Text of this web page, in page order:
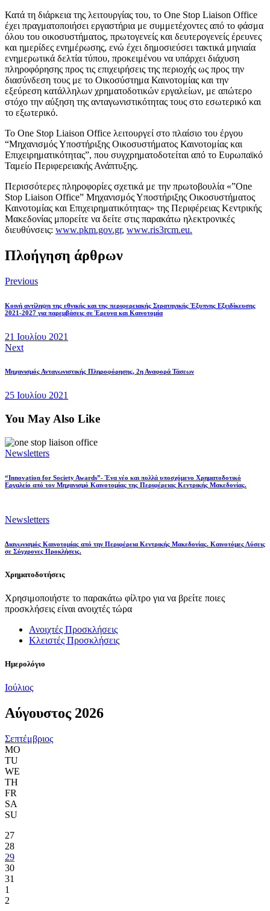
Κατά τη διάρκεια της λειτουργίας του, το One Stop Liaison Office
έχει πραγματοποιήσει εργαστήρια με συμμετέχοντες από το φάσμα
όλου του οικοσυστήματος, πρωτογενείς και δευτερογενείς έρευνες
και ημερίδες ενημέρωσης, ενώ έχει δημοσιεύσει τακτικά μηνιαία
ενημερωτικά δελτία τύπου, προκειμένου να υπάρχει διάχυση
πληροφόρησης προς τις επιχειρήσεις της περιοχής ως προς την
διασύνδεση τους με το Οικοσύστημα Καινοτομίας και την
εξεύρεση κατάλληλων χρηματοδοτικών εργαλείων, με απώτερο
στόχο την αύξηση της ανταγωνιστικότητας τους στο εσωτερικό και
το εξωτερικό.
To One Stop Liaison Office λειτουργεί στο πλαίσιο του έργου
“Μηχανισμός Υποστήριξης Οικοσυστήματος Καινοτομίας και
Επιχειρηματικότητας”, που συγχρηματοδοτείται από το Ευρωπαϊκό
Ταμείο Περιφερειακής Ανάπτυξης.
Περισσότερες πληροφορίες σχετικά με την πρωτοβουλία «”One
Stop Liaison Office” Μηχανισμός Υποστήριξης Οικοσυστήματος
Καινοτομίας και Επιχειρηματικότητας» της Περιφέρειας Κεντρικής
Μακεδονίας μπορείτε να δείτε στις παρακάτω ηλεκτρονικές
διευθύνσεις: www.pkm.gov.gr, www.ris3rcm.eu.
Πλοήγηση άρθρων
Previous
Κοινή αντίληψη της εθνικής και της περιφερειακής Στρατηγικής Έξυπνης Εξειδίκευσης
2021-2027 για παρεμβάσεις σε Έρευνα και Καινοτομία
21 Ιουλίου 2021
Next
Μηχανισμός Ανταγωνιστικής Πληροφόρησης, 2η Αναφορά Τάσεων
25 Ιουλίου 2021
You May Also Like
Newsletters
“Innovation for Society Awards”- Ένα νέο και πολλά υποσχόμενο Χρηματοδοτικό
Εργαλείο από τον Μηχανισμό Καινοτομίας της Περιφέρειας Κεντρικής Μακεδονίας.
Newsletters
Διαγωνισμός Καινοτομίας από την Περιφέρεια Κεντρικής Μακεδονίας. Καινοτόμες Λύσεις
σε Σύγχρονες Προκλήσεις.
Χρηματοδοτήσεις
Χρησιμοποιήστε το παρακάτω φίλτρο για να βρείτε ποιες
προσκλήσεις είναι ανοιχτές τώρα
Ανοιχτές Προσκλήσεις
Κλειστές Προσκλήσεις
Ημερολόγιο
Ιούλιος
Αύγουστος 2026
Σεπτέμβριος
MO
TU
WE
TH
FR
SA
SU
27
28
29
30
31
1
2